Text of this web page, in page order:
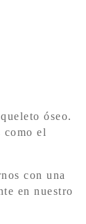
óseo.
como el
con una
en nuestro